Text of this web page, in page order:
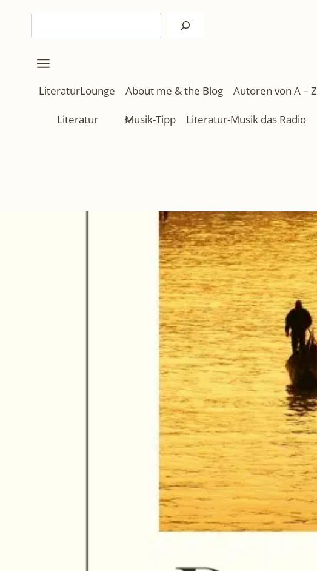
springen
LiteraturLounge About me & the Blog Autoren von A – Z
Literatur Musik-Tipp Literatur-Musik das Radio